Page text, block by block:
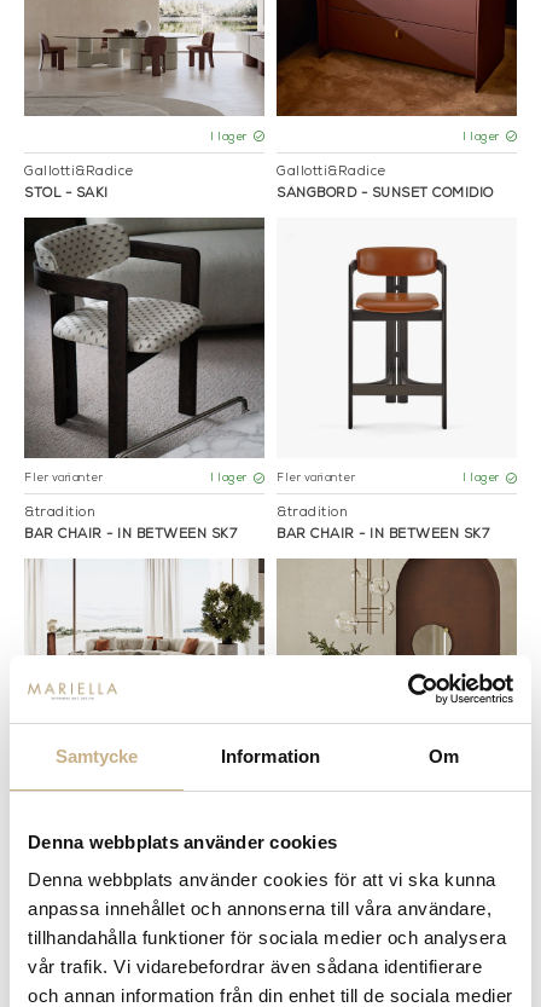
Samtycke Information Om
Denna webbplats använder cookies
Denna webbplats använder cookies för att vi ska kunna
anpassa innehållet och annonserna till våra användare,
tillhandahålla funktioner för sociala medier och analysera
vår trafik. Vi vidarebefordrar även sådana identifierare
och annan information från din enhet till de sociala medier
I lager
Gallotti&Radice
STOL - SAKI
I lager
Gallotti&Radice
SÄNGBORD - SUNSET COMIDIO
Fler varianter I lager
&tradition
BAR CHAIR - IN BETWEEN SK7
Fler varianter I lager
&tradition
BAR CHAIR - IN BETWEEN SK7
BAR CHAIR - IN BETWEEN SK7
SOFFBORD - PANNA COTTA